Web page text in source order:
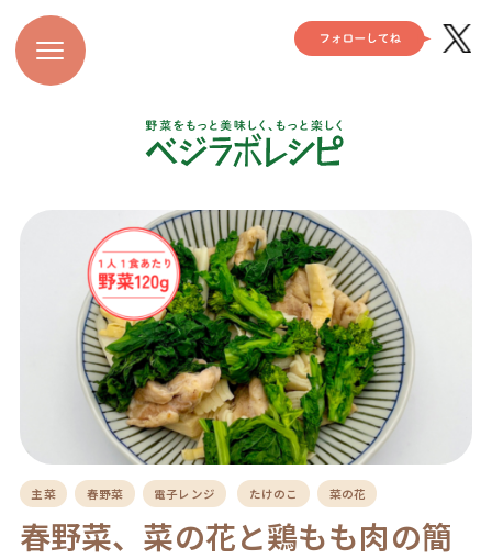
主菜 春野菜 電子レンジ たけのこ 菜の花
春野菜、菜の花と鶏もも肉の簡